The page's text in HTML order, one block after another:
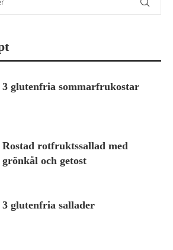
3 glutenfria sommarfrukostar
Rostad rotfruktssallad med
grönkål och getost
3 glutenfria sallader